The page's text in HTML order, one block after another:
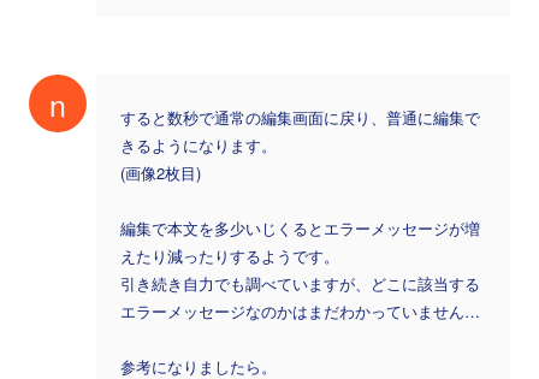
n
すると数秒で通常の編集画面に戻り、普通に編集で
きるようになります。
(画像2枚目)
編集で本文を多少いじくるとエラーメッセージが増
えたり減ったりするようです。
引き続き自力でも調べていますが、どこに該当する
エラーメッセージなのかはまだわかっていません…
参考になりましたら。